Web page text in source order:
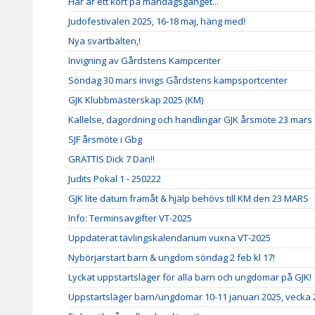
Judofestivalen 2025, 16-18 maj, häng med!
Nya svartbälten,!
Invigning av Gårdstens Kampcenter
Söndag 30 mars invigs Gårdstens kampsportcenter
GJK Klubbmästerskap 2025 (KM)
Kallelse, dagordning och handlingar GJK årsmöte 23 mars
SJF årsmöte i Gbg
GRATTIS Dick 7 Dan!!
Judits Pokal 1 - 250222
GJK lite datum framåt & hjälp behövs till KM den 23 MARS
Info: Terminsavgifter VT-2025
Uppdaterat tävlingskalendarium vuxna VT-2025
Nybörjarstart barn & ungdom söndag 2 feb kl 17!
Lyckat uppstartsläger för alla barn och ungdomar på GJK!
Uppstartsläger barn/ungdomar 10-11 januari 2025, vecka